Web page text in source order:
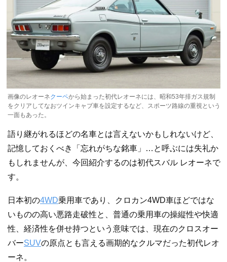
画像のレオーネクーペから始まった初代レオーネには、昭和53年排ガス規制
をクリアしてなおツインキャブ車を設定するなど、スポーツ路線の重視という
一面もあった。
語り継がれるほどの名車とは言えないかもしれないけど、
記憶しておくべき「忘れがちな銘車」…と呼ぶには失礼か
もしれませんが、今回紹介するのは初代スバル レオーネで
す。
日本初の4WD乗用車であり、クロカン4WD車ほどではな
いものの高い悪路走破性と、普通の乗用車の操縦性や快適
性、経済性を併せ持つという意味では、現在のクロスオー
バーSUVの原点とも言える画期的なクルマだった初代レオ
ーネ。